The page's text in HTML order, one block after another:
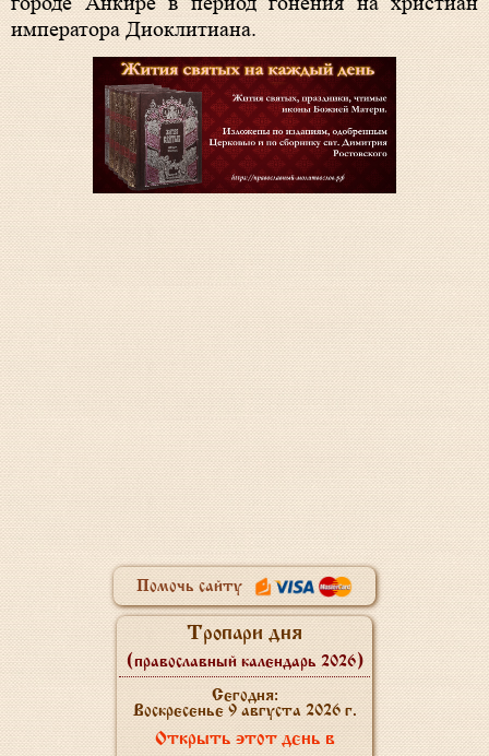
императора Диоклитиана.
Помочь сайту
Тропари дня
(православный календарь 2026)
Сегодня:
Воскресенье 9 августа 2026 г.
Открыть этот день в